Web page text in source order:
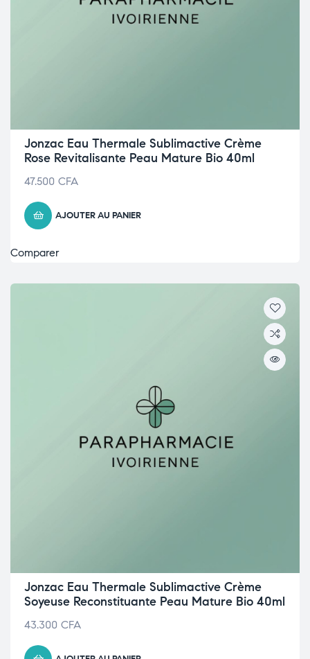
Jonzac Eau Thermale Sublimactive Crème
Rose Revitalisante Peau Mature Bio 40ml
47.500 CFA
AJOUTER AU PANIER
Comparer
Jonzac Eau Thermale Sublimactive Crème
Soyeuse Reconstituante Peau Mature Bio 40ml
43.300 CFA